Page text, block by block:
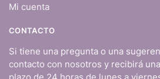
Mi cuenta
CONTACTO
Si tiene una pregunta o una
contacto con nosotros y recibirá